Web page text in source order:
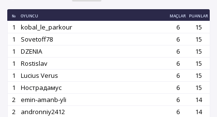
№ OYUNCU MAÇLAR PUANLAR
1 kobal_le_parkour 6
15
1
Sovetoff78 6
15
1
DZENIA 6
15
1
Rostislav 6
15
1
Lucius Verus 6
15
1
Нострадамус 6
15
2
emin-amanb-yli 6
14
2
andronniy2412 6
14